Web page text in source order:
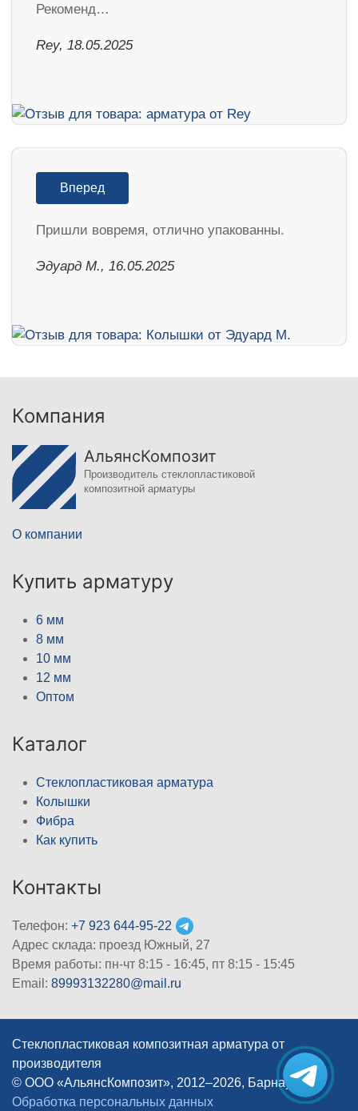
Рекоменд…
Rey, 18.05.2025
Вперед
Пришли вовремя, отлично упакованны.
Эдуард М., 16.05.2025
Компания
АльянсКомпозит
Производитель стеклопластиковой
композитной арматуры
О компании
Купить арматуру
6 мм
8 мм
10 мм
12 мм
Оптом
Каталог
Стеклопластиковая арматура
Колышки
Фибра
Как купить
Контакты
Телефон: +7 923 644-95-22
Адрес склада: проезд Южный, 27
Время работы: пн-чт 8:15 - 16:45, пт 8:15 - 15:45
Email: 89993132280@mail.ru
Стеклопластиковая композитная арматура от
производителя
© ООО «АльянсКомпозит», 2012–2026, Барнаул |
Обработка персональных данных